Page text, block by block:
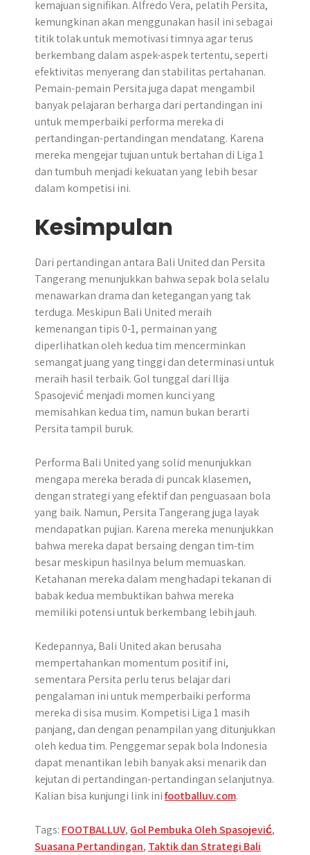
kemajuan signifikan. Alfredo Vera, pelatih Persita,
kemungkinan akan menggunakan hasil ini sebagai
titik tolak untuk memotivasi timnya agar terus
berkembang dalam aspek-aspek tertentu, seperti
efektivitas menyerang dan stabilitas pertahanan.
Pemain-pemain Persita juga dapat mengambil
banyak pelajaran berharga dari pertandingan ini
untuk memperbaiki performa mereka di
pertandingan-pertandingan mendatang. Karena
mereka mengejar tujuan untuk bertahan di Liga 1
dan tumbuh menjadi kekuatan yang lebih besar
dalam kompetisi ini.
Kesimpulan
Dari pertandingan antara Bali United dan Persita
Tangerang menunjukkan bahwa sepak bola selalu
menawarkan drama dan ketegangan yang tak
terduga. Meskipun Bali United meraih
kemenangan tipis 0-1, permainan yang
diperlihatkan oleh kedua tim mencerminkan
semangat juang yang tinggi dan determinasi untuk
meraih hasil terbaik. Gol tunggal dari Ilija
Spasojević menjadi momen kunci yang
memisahkan kedua tim, namun bukan berarti
Persita tampil buruk.
Performa Bali United yang solid menunjukkan
mengapa mereka berada di puncak klasemen,
dengan strategi yang efektif dan penguasaan bola
yang baik. Namun, Persita Tangerang juga layak
mendapatkan pujian. Karena mereka menunjukkan
bahwa mereka dapat bersaing dengan tim-tim
besar meskipun hasilnya belum memuaskan.
Ketahanan mereka dalam menghadapi tekanan di
babak kedua membuktikan bahwa mereka
memiliki potensi untuk berkembang lebih jauh.
Kedepannya, Bali United akan berusaha
mempertahankan momentum positif ini,
sementara Persita perlu terus belajar dari
pengalaman ini untuk memperbaiki performa
mereka di sisa musim. Kompetisi Liga 1 masih
panjang, dan dengan penampilan yang ditunjukkan
oleh kedua tim. Penggemar sepak bola Indonesia
dapat menantikan lebih banyak aksi menarik dan
kejutan di pertandingan-pertandingan selanjutnya.
Kalian bisa kunjungi link inifootballuv.com.
Tags: FOOTBALLUV, Gol Pembuka Oleh Spasojević,
Suasana Pertandingan, Taktik dan Strategi Bali